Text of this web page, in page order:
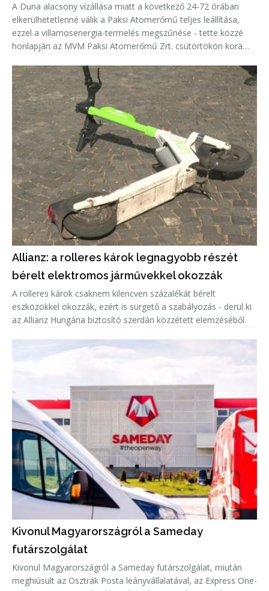
A Duna alacsony vízállása miatt a következő 24-72 órában
elkerülhetetlenné válik a Paksi Atomerőmű teljes leállítása,
ezzel a villamosenergia-termelés megszűnése - tette közzé
honlapján az MVM Paksi Atomerőmű Zrt. csütörtökön kora
Allianz: a rolleres károk legnagyobb részét
bérelt elektromos járművekkel okozzák
A rolleres károk csaknem kilencven százalékát bérelt
eszközökkel okozzák, ezért is sürgető a szabályozás - derül ki
az Allianz Hungária biztosító szerdán közzétett elemzéséből.
Kivonul Magyarországról a Sameday
futárszolgálat
Kivonul Magyarországról a Sameday futárszolgálat, miután
meghiúsult az Osztrák Posta leányvállalatával, az Express One-